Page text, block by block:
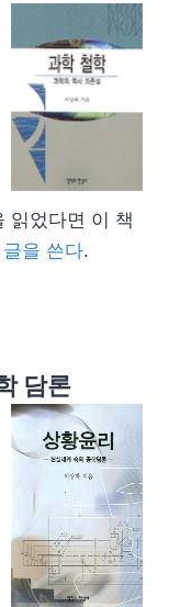
읽었다면 이 책
을 쓴다.
담론